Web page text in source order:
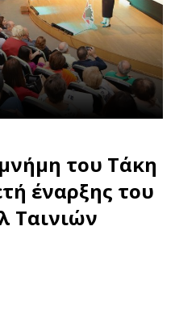
του Τάκη
έναρξης του
Ταινιών